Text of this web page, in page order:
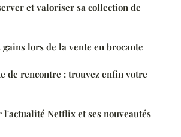
et valoriser sa collection de
lors de la vente en brocante
de rencontre : trouvez enfin votre
l'actualité Netflix et ses nouveautés